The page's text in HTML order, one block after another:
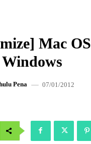
Mac
Pena 07/01/2012